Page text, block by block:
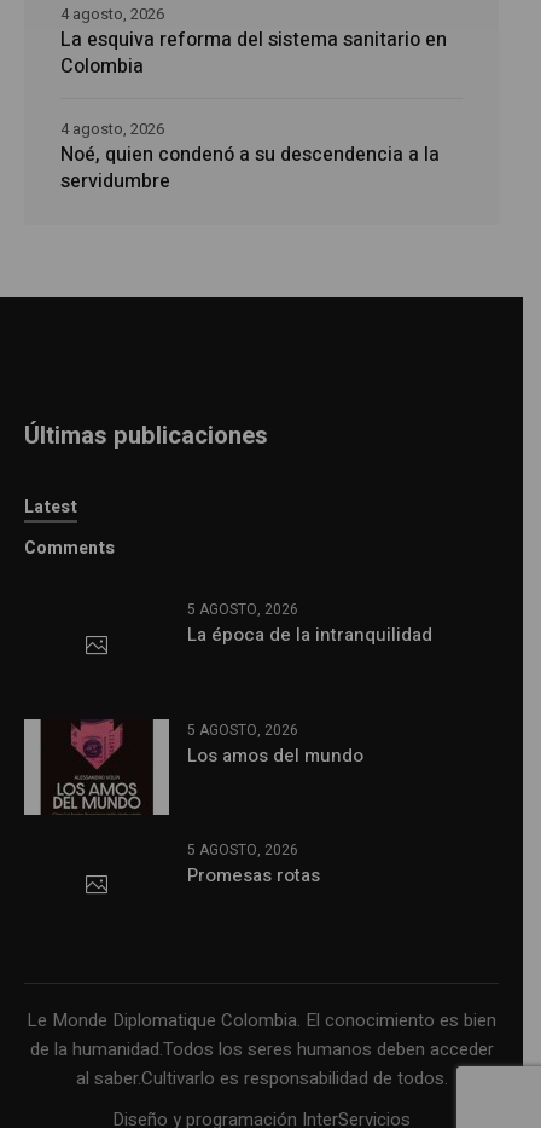
La esquiva reforma del sistema sanitario en
Colombia
4 agosto, 2026
Noé, quien condenó a su descendencia a la
servidumbre
4 agosto, 2026
Últimas publicaciones
Latest
Comments
5 AGOSTO, 2026
La época de la intranquilidad
5 AGOSTO, 2026
Los amos del mundo
5 AGOSTO, 2026
Promesas rotas
Le Monde Diplomatique Colombia. El conocimiento es bien
de la humanidad.Todos los seres humanos deben acceder
al saber.Cultivarlo es responsabilidad de todos.
Diseño y programación InterServicios